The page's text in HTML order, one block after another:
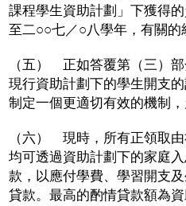
課程學生資助計劃」下獲得
至二○○七／○八學年，有關的
（五） 正如答覆第（三）
現行資助計劃下的學生開支
制定一個更適切有效的機制
（六） 現時，所有正領取
均可透過資助計劃下的家庭
款，以應付學費、學習開支
貸款。最高的酌情貸款額為